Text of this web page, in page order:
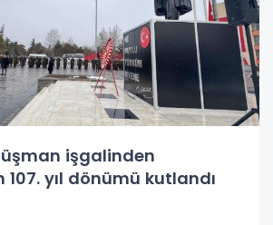
işgalinden
yıl dönümü kutlandı